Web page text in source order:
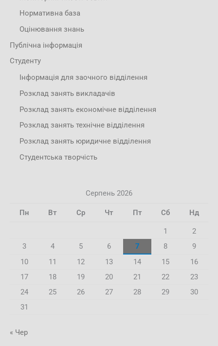
Нормативна база
Оцінювання знань
Публічна інформація
Студенту
Інформація для заочного відділення
Розклад занять викладачів
Розклад занять економічне відділення
Розклад занять технічне відділення
Розклад занять юридичне відділення
Студентська творчість
Серпень 2026
Пн Вт Ср Чт Пт Сб Нд
1
2
3
4 5 6 7 8
9
10
11 12 13 14 15
16
17
18 19 20 21 22
23
24
25 26 27 28 29
30
31
« Чер